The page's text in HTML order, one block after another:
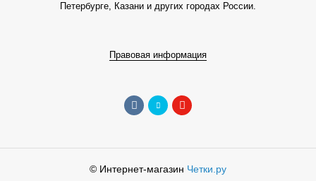
Петербурге, Казани и других городах России.
Правовая информация
© Интернет-магазин Четки.ру